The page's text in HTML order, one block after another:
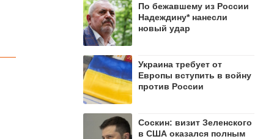
По бежавшему из России
Надеждину* нанесли
новый удар
Украина требует от
Европы вступить в войну
против России
Соскин: визит Зеленского
в США оказался полным